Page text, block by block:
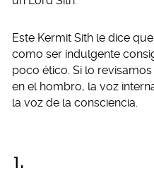
Este Kermit Sith le dice
como ser indulgente
poco ético. Si lo
en el hombro, la voz
la voz de la consciencia.
1.